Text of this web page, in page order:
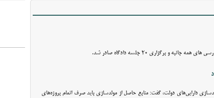
برگزاری 20 جلسه دادگاه صادر شد.
دارایی‌های دولت، گفت: منابع حاصل از مولدسازی باید صرف اتمام پروژه‌های